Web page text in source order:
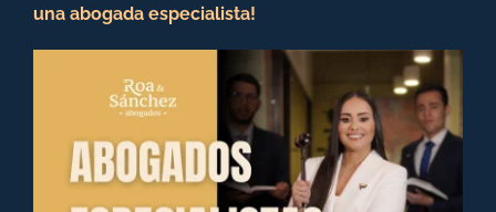
una abogada especialista!